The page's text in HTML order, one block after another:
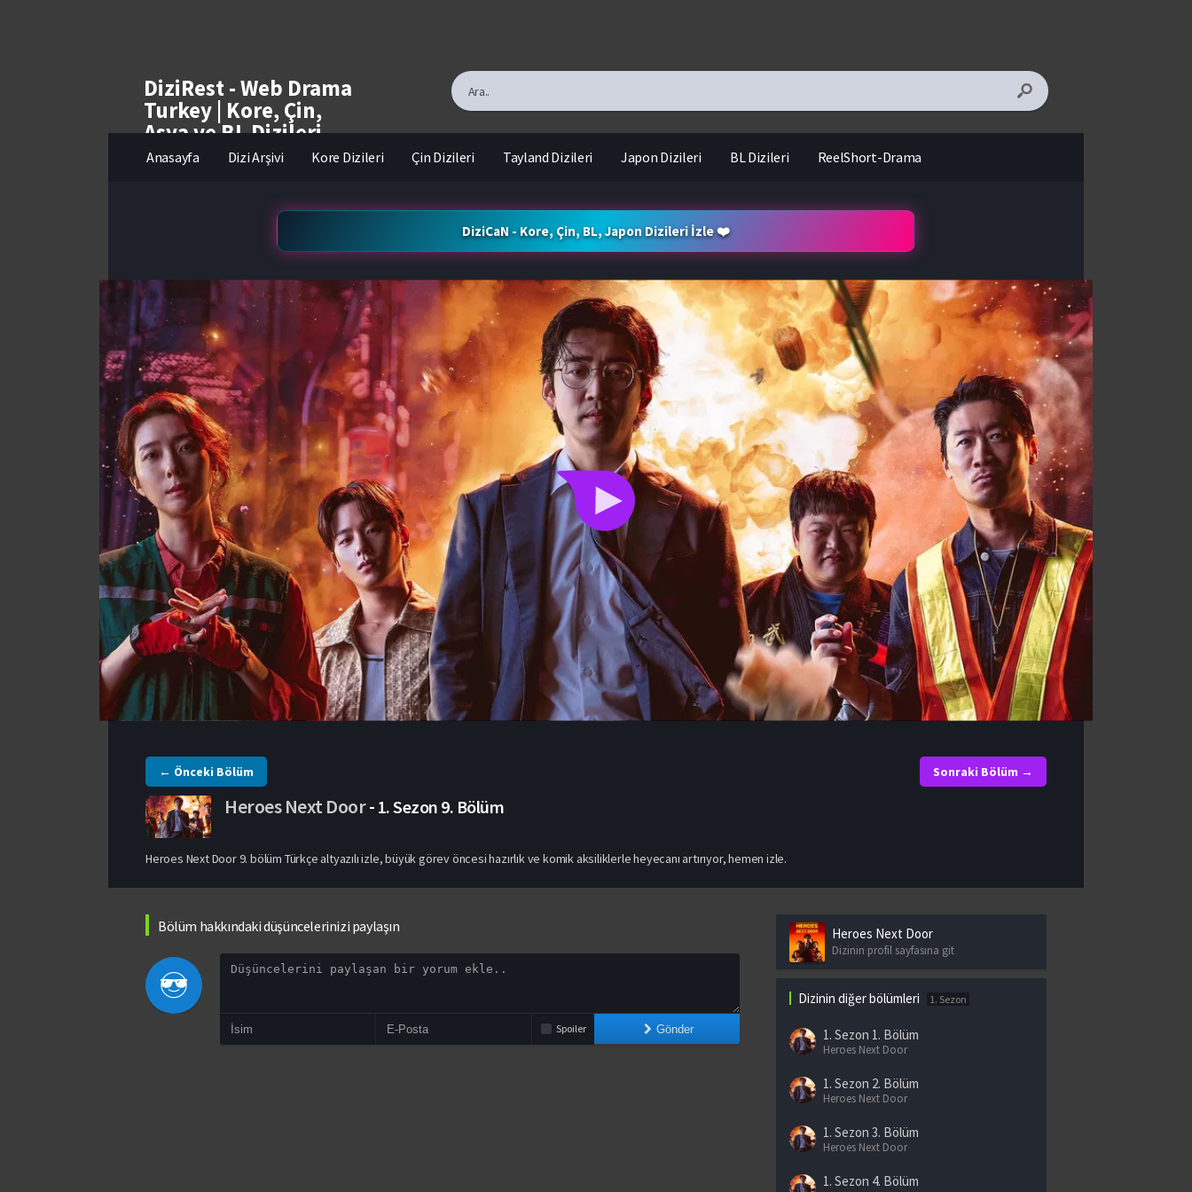
DiziRest - Web Drama
Turkey | Kore, Çin,
Asya ve BL Dizileri
izle
Anasayfa Dizi Arşivi Kore Dizileri Çin Dizileri Tayland Dizileri Japon Dizileri BL Dizileri ReelShort-Drama
DiziCaN - Kore, Çin, BL, Japon Dizileri İzle ❤️
← Önceki Bölüm Sonraki Bölüm →
Heroes Next Door- 1. Sezon 9. Bölüm
Heroes Next Door 9. bölüm Türkçe altyazılı izle, büyük görev öncesi hazırlık ve komik aksiliklerle heyecanı artırıyor, hemen izle.
Bölüm hakkındaki düşüncelerinizi paylaşın
Spoiler Gönder
Heroes Next Door
Dizinin profil sayfasına git
Dizinin diğer bölümleri 1. Sezon
1. Sezon 1. Bölüm
Heroes Next Door
1. Sezon 2. Bölüm
Heroes Next Door
1. Sezon 3. Bölüm
Heroes Next Door
1. Sezon 4. Bölüm